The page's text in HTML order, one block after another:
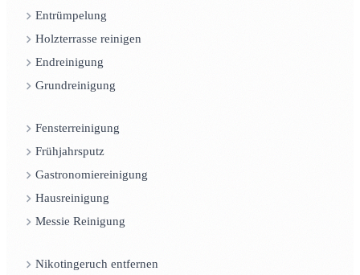
Entrümpelung
Holzterrasse reinigen
Endreinigung
Grundreinigung
Fensterreinigung
Frühjahrsputz
Gastronomiereinigung
Hausreinigung
Messie Reinigung
Nikotingeruch entfernen